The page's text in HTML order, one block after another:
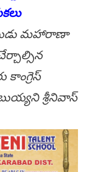
మహారాణా
కాంగ్రెస్
శ్రీనివాస్